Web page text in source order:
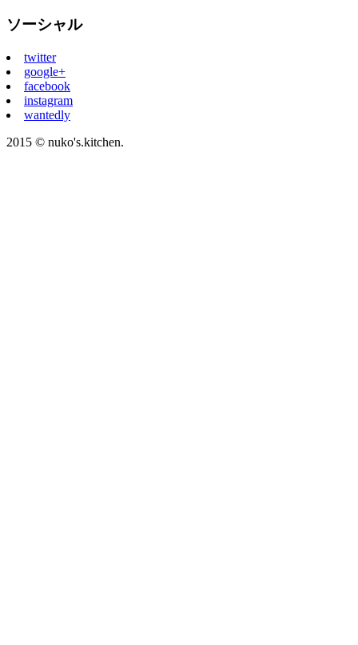
ソーシャル
twitter
google+
facebook
instagram
wantedly
2015 © nuko's.kitchen.